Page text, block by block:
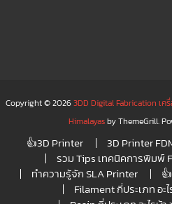
Copyright © 20263DD Digital Fabrication เ
Himalayasby ThemeGrill.
👍3D Printer 3D Printer
รวม Tips เทคนิคการพิมพ์
ทำความรู้จัก SLA Printer
Filament กี่ประเภท อะ